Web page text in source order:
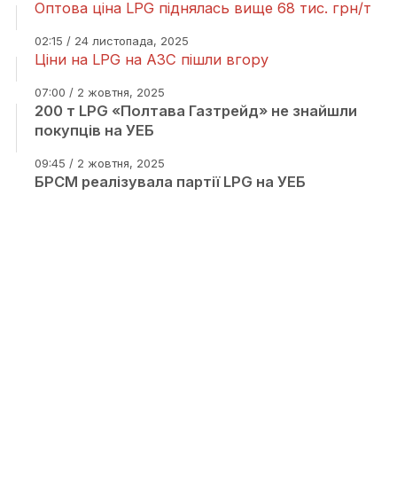
Оптова ціна LPG піднялась вище 68 тис. грн/т
02:15 / 24 листопада, 2025
Ціни на LPG на АЗС пішли вгору
07:00 / 2 жовтня, 2025
200 т LPG «Полтава Газтрейд» не знайшли
покупців на УЕБ
09:45 / 2 жовтня, 2025
БРСМ реалізувала партії LPG на УЕБ